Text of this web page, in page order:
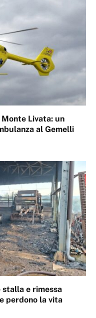
Livata: un
al Gemelli
e rimessa
perdono la vita